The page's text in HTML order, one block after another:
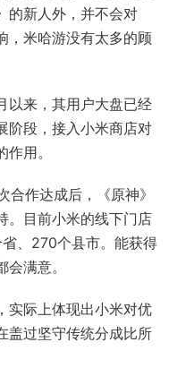
的新人外，并不会对
，米哈游没有太多的顾
以来，其用户大盘已经
阶段，接入小米商店对
用。
作达成后，《原神》
。目前小米的线下门店
、270个县市。能获得
满意。
实际上体现出小米对优
盖过坚守传统分成比所